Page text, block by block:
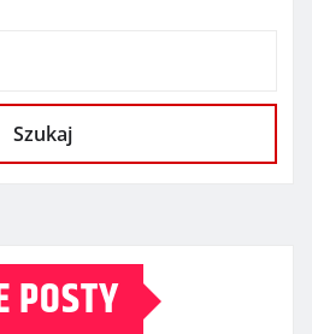
Szukaj
POSTY